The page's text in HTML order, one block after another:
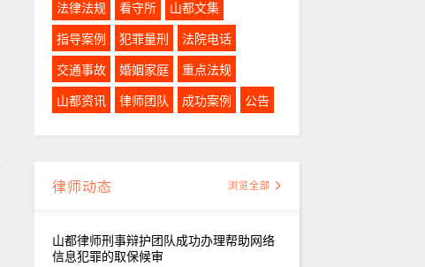
法律法规 看守所 山都文集
指导案例 犯罪量刑 法院电话
交通事故 婚姻家庭 重点法规
山都资讯 律师团队 成功案例 公告
律师动态 浏览全部
山都律师刑事辩护团队成功办理帮助网络
信息犯罪的取保候审